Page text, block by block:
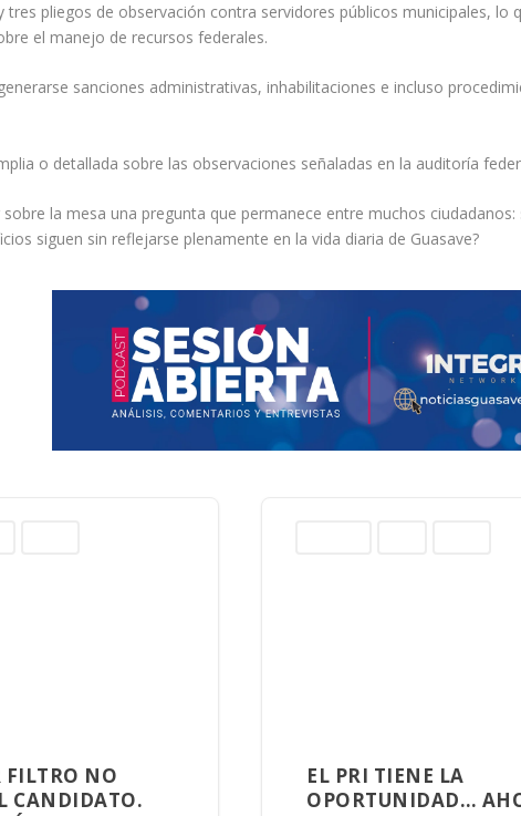
pliegos de observación contra servidores públicos municipales, lo
el manejo de recursos federales.
sanciones administrativas, inhabilitaciones e incluso
o detallada sobre las observaciones señaladas en la auditoría
la mesa una pregunta que permanece entre muchos ciudadanos:
siguen sin reflejarse plenamente en la vida diaria de Guasave?
FILTRO NO
CANDIDATO.
EL PRI TIENE LA
OPORTUNIDAD…